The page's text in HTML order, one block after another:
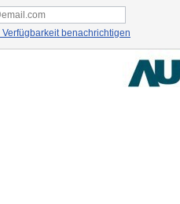
Verfügbarkeit benachrichtigen